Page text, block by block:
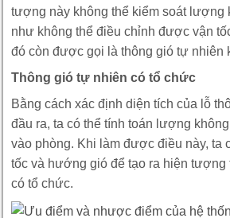
tượng này không thể kiểm soát lượng
như không thể điều chỉnh được vận
đó còn được gọi là thông gió tự nhiên
Thông gió tự nhiên có tổ chức
Bằng cách xác định diện tích của lỗ
đầu ra, ta có thể tính toán lượng
vào phòng. Khi làm được điều này, ta
tốc và hướng gió để tạo ra hiện tượng
có tổ chức.